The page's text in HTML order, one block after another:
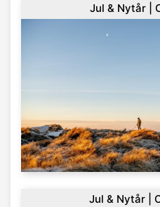
Jul & Nytår |
Jul & Nytår |